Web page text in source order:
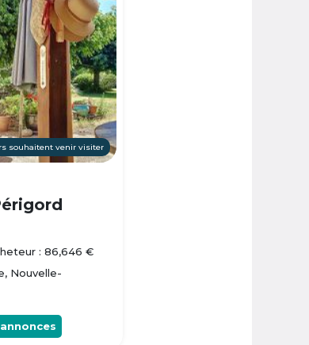
souhaitent venir visiter
: 86,646 €
Nouvelle-
annonces